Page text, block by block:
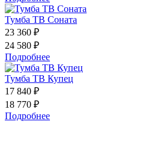
Тумба ТВ Соната
23 360 ₽
24 580 ₽
Подробнее
Тумба ТВ Купец
17 840 ₽
18 770 ₽
Подробнее